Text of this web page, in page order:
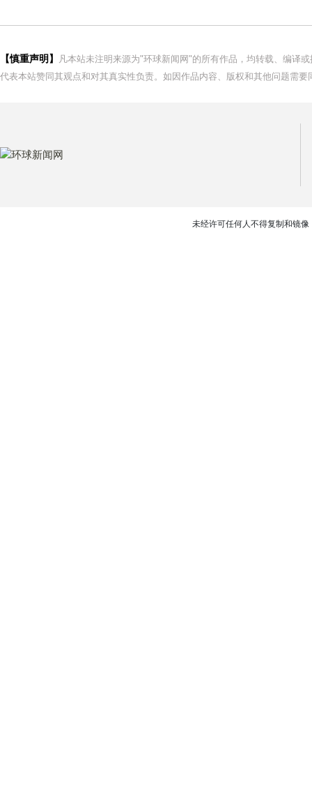
【慎重声明】
凡本站未注明来源为"环球新闻网"的所有作品，均转载、编译
代表本站赞同其观点和对其真实性负责。如因作品内容、版权和其他问题需
未经许可任何人不得复制和镜